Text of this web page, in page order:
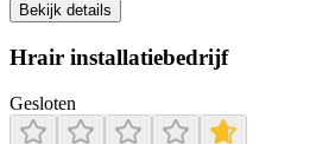
Bekijk details
Hrair installatiebedrijf
Gesloten